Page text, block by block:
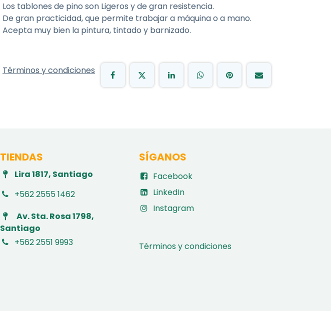
Los tablones de pino son Ligeros y de gran resistencia.
De gran practicidad, que permite trabajar a máquina o a mano.
Acepta muy bien la pintura, tintado y barnizado.
Términos y condiciones
TIENDAS
Lira 1817, Santiago
+562 2555 1462
Av. Sta. Rosa 1798,
Santiago
+562 2551 9993
SÍGANOS
Facebook
LinkedIn
Instagram
Términos y condiciones